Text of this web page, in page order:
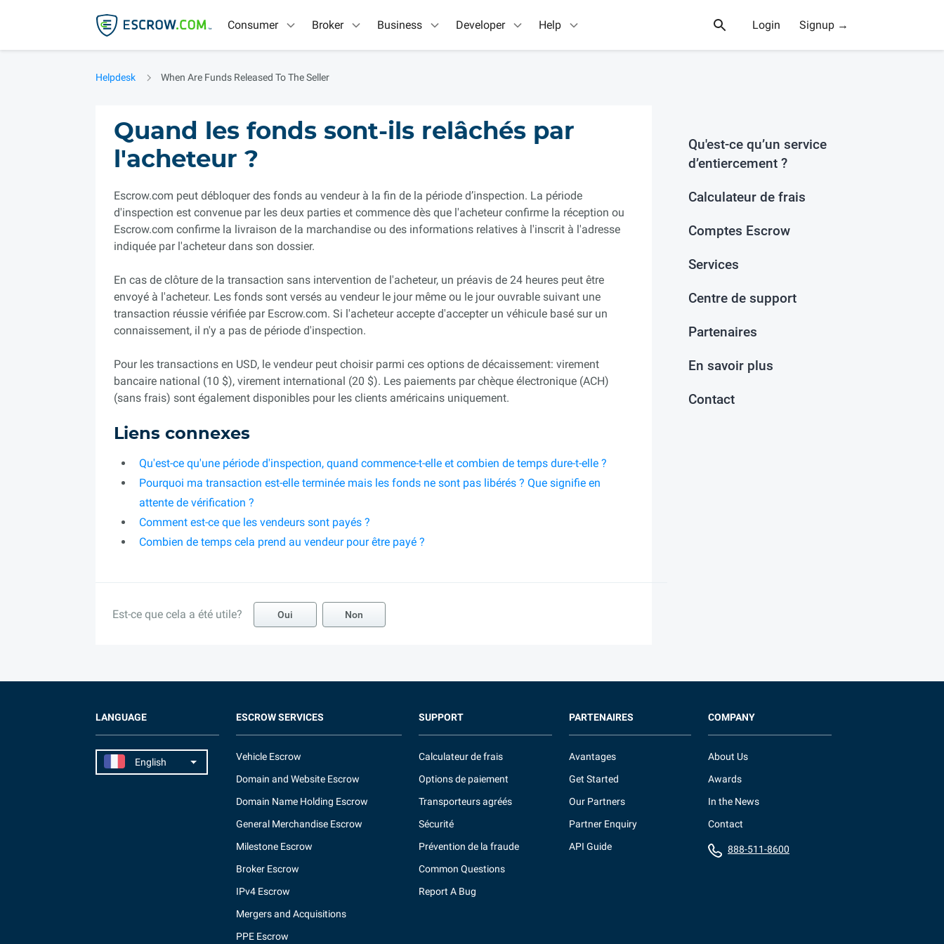
Consumer Broker Business Developer Help Login Signup →
Helpdesk When Are Funds Released To The Seller
Quand les fonds sont-ils relâchés par
l'acheteur ?
Escrow.com peut débloquer des fonds au vendeur à la fin de la période d’inspection. La période
d'inspection est convenue par les deux parties et commence dès que l'acheteur confirme la réception ou
Escrow.com confirme la livraison de la marchandise ou des informations relatives à l'inscrit à l'adresse
indiquée par l'acheteur dans son dossier.
En cas de clôture de la transaction sans intervention de l'acheteur, un préavis de 24 heures peut être
envoyé à l'acheteur. Les fonds sont versés au vendeur le jour même ou le jour ouvrable suivant une
transaction réussie vérifiée par Escrow.com. Si l'acheteur accepte d'accepter un véhicule basé sur un
connaissement, il n'y a pas de période d'inspection.
Pour les transactions en USD, le vendeur peut choisir parmi ces options de décaissement: virement
bancaire national (10 $), virement international (20 $). Les paiements par chèque électronique (ACH)
(sans frais) sont également disponibles pour les clients américains uniquement.
Liens connexes
Qu'est-ce qu'une période d'inspection, quand commence-t-elle et combien de temps dure-t-elle ?
Pourquoi ma transaction est-elle terminée mais les fonds ne sont pas libérés ? Que signifie en
attente de vérification ?
Comment est-ce que les vendeurs sont payés ?
Combien de temps cela prend au vendeur pour être payé ?
Est-ce que cela a été utile? Oui Non
Qu'est-ce qu’un service
d’entiercement ?
Calculateur de frais
Comptes Escrow
Services
Centre de support
Partenaires
En savoir plus
Contact
LANGUAGE ESCROW SERVICES
Vehicle Escrow
Domain and Website Escrow
Domain Name Holding Escrow
General Merchandise Escrow
Milestone Escrow
Broker Escrow
IPv4 Escrow
Mergers and Acquisitions
PPE Escrow
SUPPORT
Calculateur de frais
Options de paiement
Transporteurs agréés
Sécurité
Prévention de la fraude
Common Questions
Report A Bug
PARTENAIRES
Avantages
Get Started
Our Partners
Partner Enquiry
API Guide
COMPANY
About Us
Awards
In the News
Contact
888-511-8600